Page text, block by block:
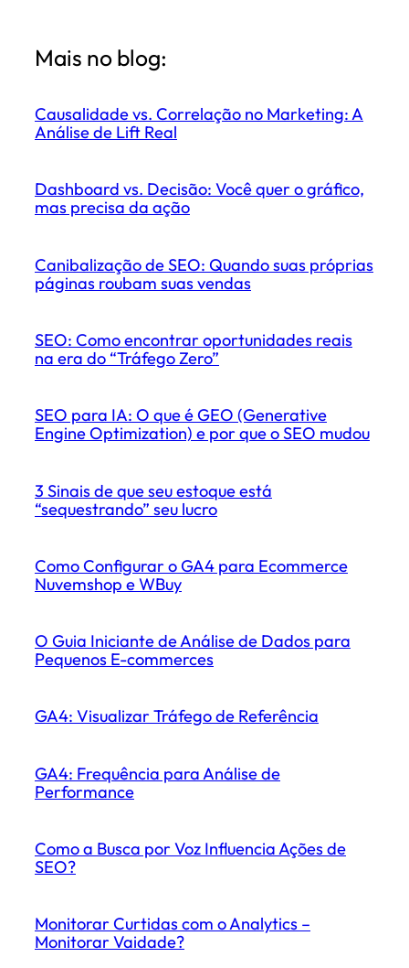
Mais no blog:
Causalidade vs. Correlação no Marketing: A
Análise de Lift Real
Dashboard vs. Decisão: Você quer o gráfico,
mas precisa da ação
Canibalização de SEO: Quando suas próprias
páginas roubam suas vendas
SEO: Como encontrar oportunidades reais
na era do “Tráfego Zero”
SEO para IA: O que é GEO (Generative
Engine Optimization) e por que o SEO mudou
3 Sinais de que seu estoque está
“sequestrando” seu lucro
Como Configurar o GA4 para Ecommerce
Nuvemshop e WBuy
O Guia Iniciante de Análise de Dados para
Pequenos E-commerces
GA4: Visualizar Tráfego de Referência
GA4: Frequência para Análise de
Performance
Como a Busca por Voz Influencia Ações de
SEO?
Monitorar Curtidas com o Analytics –
Monitorar Vaidade?